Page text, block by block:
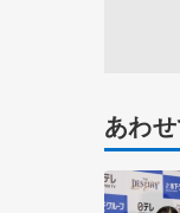
あわ